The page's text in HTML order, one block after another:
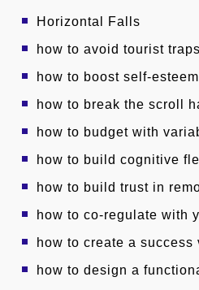
Horizontal Falls
how to avoid tourist traps
how to boost self-
how to break the scroll
how to budget with
how to build cognitive
how to build trust in
how to co-regulate with
how to create a success
how to design a